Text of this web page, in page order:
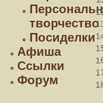
творчество
Посиделки
Афиша
Ссылки
Форум